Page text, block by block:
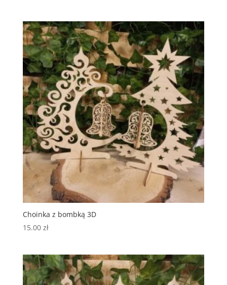
Choinka z bombką 3D
15.00 zł